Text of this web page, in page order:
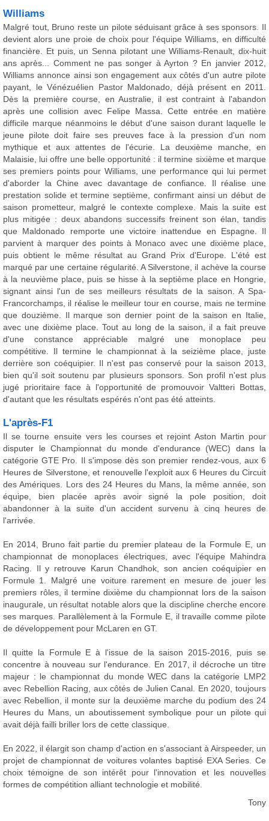
Williams
Malgré tout, Bruno reste un pilote séduisant grâce à ses sponsors. Il
devient alors une proie de choix pour l'équipe Williams, en difficulté
financière. Et puis, un Senna pilotant une Williams-Renault, dix-huit
ans après... Comment ne pas songer à Ayrton ? En janvier 2012,
Williams annonce ainsi son engagement aux côtés d'un autre pilote
payant, le Vénézuélien Pastor Maldonado, déjà présent en 2011.
Dès la première course, en Australie, il est contraint à l'abandon
après une collision avec Felipe Massa. Cette entrée en matière
difficile marque néanmoins le début d'une saison durant laquelle le
jeune pilote doit faire ses preuves face à la pression d'un nom
mythique et aux attentes de l'écurie. La deuxième manche, en
Malaisie, lui offre une belle opportunité : il termine sixième et marque
ses premiers points pour Williams, une performance qui lui permet
d'aborder la Chine avec davantage de confiance. Il réalise une
prestation solide et termine septième, confirmant ainsi un début de
saison prometteur, malgré le contexte complexe. Mais la suite est
plus mitigée : deux abandons successifs freinent son élan, tandis
que Maldonado remporte une victoire inattendue en Espagne. Il
parvient à marquer des points à Monaco avec une dixième place,
puis obtient le même résultat au Grand Prix d'Europe. L'été est
marqué par une certaine régularité. A Silverstone, il achève la course
à la neuvième place, puis se hisse à la septième place en Hongrie,
signant ainsi l'un de ses meilleurs résultats de la saison. A Spa-
Francorchamps, il réalise le meilleur tour en course, mais ne termine
que douzième. Il marque son dernier point de la saison en Italie,
avec une dixième place. Tout au long de la saison, il a fait preuve
d'une constance appréciable malgré une monoplace peu
compétitive. Il termine le championnat à la seizième place, juste
derrière son coéquipier. Il n'est pas conservé pour la saison 2013,
bien qu'il soit soutenu par plusieurs sponsors. Son profil n'est plus
jugé prioritaire face à l'opportunité de promouvoir Valtteri Bottas,
d'autant que les résultats espérés n'ont pas été atteints.
L'après-F1
Il se tourne ensuite vers les courses et rejoint Aston Martin pour
disputer le Championnat du monde d'endurance (WEC) dans la
catégorie GTE Pro. Il s'impose dès son premier rendez-vous, aux 6
Heures de Silverstone, et renouvelle l'exploit aux 6 Heures du Circuit
des Amériques. Lors des 24 Heures du Mans, la même année, son
équipe, bien placée après avoir signé la pole position, doit
abandonner à la suite d'un accident survenu à cinq heures de
l'arrivée.
En 2014, Bruno fait partie du premier plateau de la Formule E, un
championnat de monoplaces électriques, avec l'équipe Mahindra
Racing. Il y retrouve Karun Chandhok, son ancien coéquipier en
Formule 1. Malgré une voiture rarement en mesure de jouer les
premiers rôles, il termine dixième du championnat lors de la saison
inaugurale, un résultat notable alors que la discipline cherche encore
ses marques. Parallèlement à la Formule E, il travaille comme pilote
de développement pour McLaren en GT.
Il quitte la Formule E à l'issue de la saison 2015-2016, puis se
concentre à nouveau sur l'endurance. En 2017, il décroche un titre
majeur : le championnat du monde WEC dans la catégorie LMP2
avec Rebellion Racing, aux côtés de Julien Canal. En 2020, toujours
avec Rebellion, il monte sur la deuxième marche du podium des 24
Heures du Mans, un aboutissement symbolique pour un pilote qui
avait déjà failli briller lors de cette classique.
En 2022, il élargit son champ d'action en s'associant à Airspeeder, un
projet de championnat de voitures volantes baptisé EXA Series. Ce
choix témoigne de son intérêt pour l'innovation et les nouvelles
formes de compétition alliant technologie et mobilité.
Tony